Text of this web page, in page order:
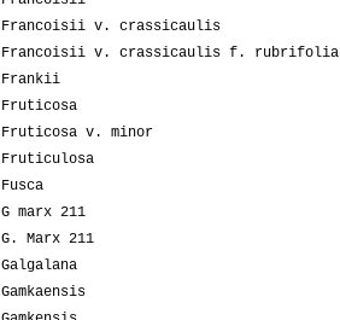
Francoisii v. crassicaulis
Francoisii v. crassicaulis f. rubrifolia
Frankii
Fruticosa
Fruticosa v. minor
Fruticulosa
Fusca
G marx 211
G. Marx 211
Galgalana
Gamkaensis